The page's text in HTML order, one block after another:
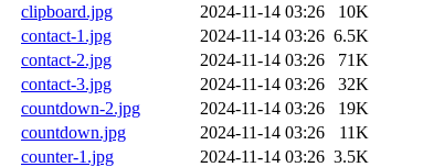
clipboard.jpg
2024-11-14 03:26
10K
contact-1.jpg
2024-11-14 03:26 6.5K
contact-2.jpg
2024-11-14 03:26
71K
contact-3.jpg
2024-11-14 03:26
32K
countdown-2.jpg
2024-11-14 03:26
19K
countdown.jpg
2024-11-14 03:26
11K
counter-1.jpg
2024-11-14 03:26 3.5K